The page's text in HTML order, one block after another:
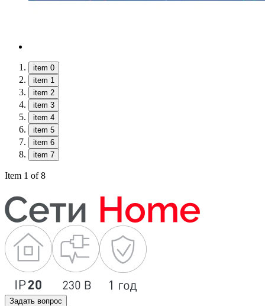
item 0
item 1
item 2
item 3
item 4
item 5
item 6
item 7
Item 1 of 8
Задать вопрос